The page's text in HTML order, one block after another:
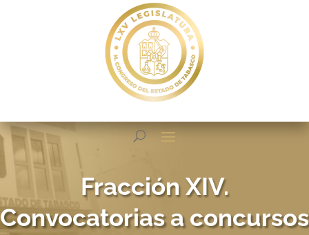
Fracción XIV.
Convocatorias a concursos